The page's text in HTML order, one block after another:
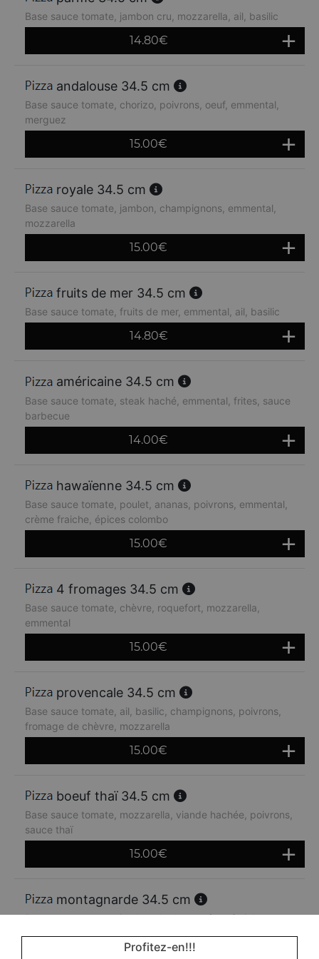
Base sauce tomate, jambon cru, mozzarella, ail, basilic
14.80€
andalouse 34.5 cm
Base sauce tomate, chorizo, poivrons, oeuf, emmental,
merguez
15.00€
royale 34.5 cm
Base sauce tomate, jambon, champignons, emmental,
mozzarella
15.00€
fruits de mer 34.5 cm
Base sauce tomate, fruits de mer, emmental, ail, basilic
14.80€
américaine 34.5 cm
Base sauce tomate, steak haché, emmental, frites, sauce
barbecue
14.00€
hawaïenne 34.5 cm
Base sauce tomate, poulet, ananas, poivrons, emmental,
crème fraiche, épices colombo
15.00€
4 fromages 34.5 cm
Base sauce tomate, chèvre, roquefort, mozzarella,
emmental
15.00€
provencale 34.5 cm
Base sauce tomate, ail, basilic, champignons, poivrons,
fromage de chèvre, mozzarella
15.00€
boeuf thaï 34.5 cm
Base sauce tomate, mozzarella, viande hachée, poivrons,
sauce thaï
15.00€
montagnarde 34.5 cm
Base sauce tomate, jambon, lardons, crème fraiche,
Profitez-en!!!